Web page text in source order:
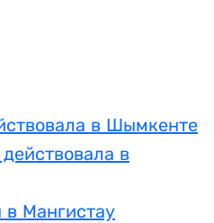
в Шымкенте
в
Мангистау